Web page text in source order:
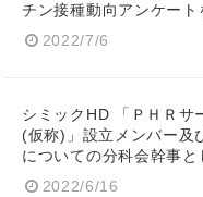
チン接種動向アンケート
2022/7/6
シミックHD 「ＰＨＲサ
(仮称)」設立メンバー及
についての分科会幹事と
2022/6/16